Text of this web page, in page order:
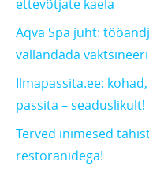
ettevõtjate kaela
Aqva Spa juht:
vallandada
Ilmapassita.ee:
passita – seaduslikult!
Terved inimesed
restoranidega!